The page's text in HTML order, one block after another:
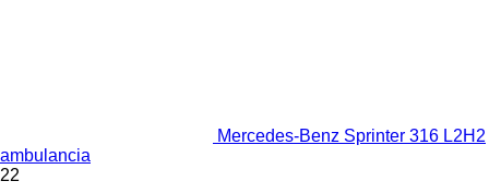
Mercedes-Benz Sprinter 316 L2H2
ambulancia
22